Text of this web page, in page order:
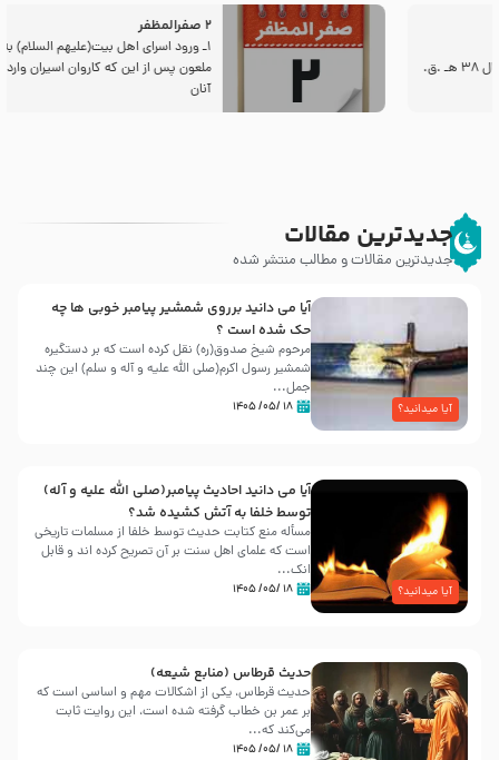
2 صفرالمظفر
1ـ ورود اسراى اهل بیت‌(علیهم السلام) به مجلس یزید
ملعون پس از این كه كاروان اسیران وارد شام شدند،
جدیدترین مقالات
جدیدترین مقالات و مطالب منتشر شده
آیا میدانید؟
آیا می دانید برروی شمشیر پیامبر خوبی ها چه
حک شده است ؟
مرحوم شیخ صدوق(ره) نقل کرده است که بر دستگیره
شمشیر رسول اکرم(صلی الله علیه و آله و سلم) این چند
جمل...
۱۸ /۰۵/ ۱۴۰۵
آیا میدانید؟
آیا می دانید احادیث پیامبر(صلی الله علیه و آله)
توسط خلفا به آتش کشیده شد؟
مسأله منع کتابت حدیث توسط خلفا از مسلمات تاریخی
است که علمای اهل سنت بر آن تصریح کرده اند و قابل
انک...
۱۸ /۰۵/ ۱۴۰۵
حدیث قرطاس (منابع شیعه)
حدیث قرطاس، یکی از اشکالات مهم و اساسی است که
بر عمر بن خطاب گرفته شده است، این روایت ثابت
می‌کند که...
۱۸ /۰۵/ ۱۴۰۵